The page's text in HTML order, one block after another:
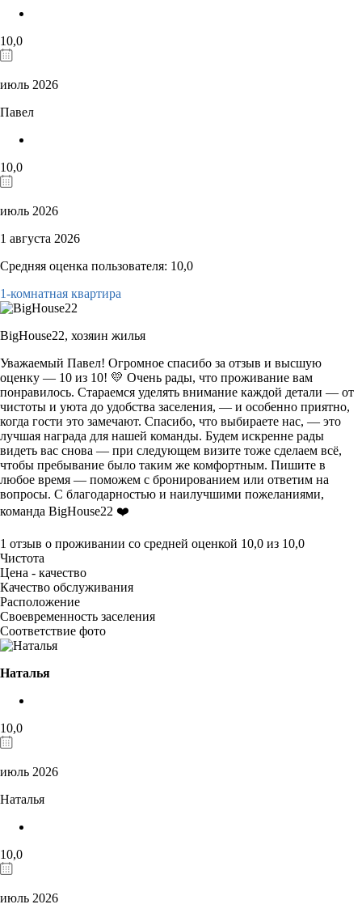
10,0
июль 2026
Павел
10,0
июль 2026
1 августа 2026
Средняя оценка пользователя: 10,0
1-комнатная квартира
BigHouse22, хозяин жилья
Уважаемый Павел! Огромное спасибо за отзыв и высшую
оценку — 10 из 10! 💛 Очень рады, что проживание вам
понравилось. Стараемся уделять внимание каждой детали — от
чистоты и уюта до удобства заселения, — и особенно приятно,
когда гости это замечают. Спасибо, что выбираете нас, — это
лучшая награда для нашей команды. Будем искренне рады
видеть вас снова — при следующем визите тоже сделаем всё,
чтобы пребывание было таким же комфортным. Пишите в
любое время — поможем с бронированием или ответим на
вопросы. С благодарностью и наилучшими пожеланиями,
команда BigHouse22 ❤️
1 отзыв о проживании со средней оценкой 10,0 из 10,0
Чистота
Цена - качество
Качество обслуживания
Расположение
Своевременность заселения
Соответствие фото
Наталья
10,0
июль 2026
Наталья
10,0
июль 2026